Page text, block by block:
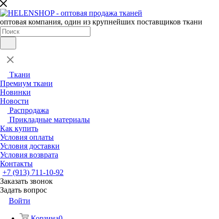
оптовая компания, один из крупнейших поставщиков ткани
Ткани
Премиум ткани
Новинки
Новости
Распродажа
Прикладные материалы
Как купить
Условия оплаты
Условия доставки
Условия возврата
Контакты
+7 (913) 711-10-92
Заказать звонок
Задать вопрос
Войти